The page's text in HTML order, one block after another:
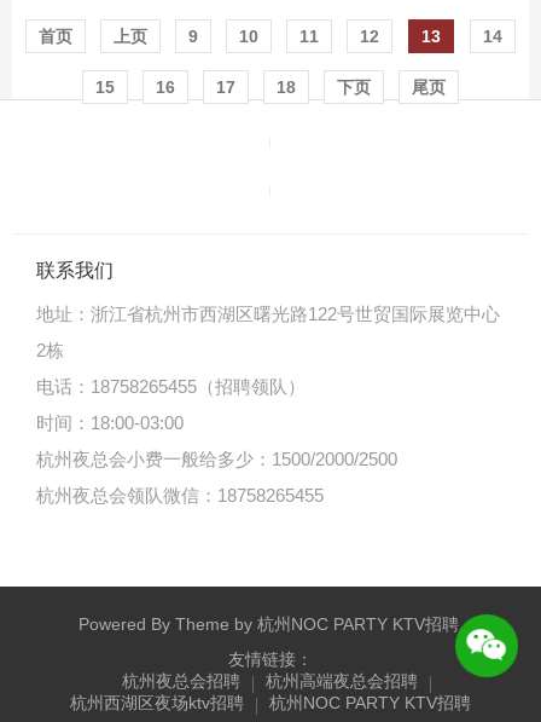
首页
上页 9 10 11 12 13 14
15 16 17 18 下页 尾页
联系我们
地址： 浙江省杭州市西湖区曙光路122号世贸国际展览中心
2栋
电话：18758265455（招聘领队）
时间：18:00-03:00
杭州夜总会小费一般给多少：1500/2000/2500
杭州夜总会领队微信：18758265455
Powered By Theme by 杭州NOC PARTY KTV招聘.
友情链接：
杭州夜总会招聘
杭州高端夜总会招聘
杭州西湖区夜场ktv招聘
杭州NOC PARTY KTV招聘